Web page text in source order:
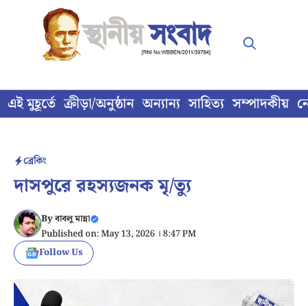
content
এই মুহূর্তে ক্রীড়া/অনুষ্ঠান অন্যান্য সাহিত্য সম্পাদকীয়
ব্রেকিং
দাসপুরে রহস্যজনক মৃ/ত্যু
Byবাবলু মান্না
Published on: May 13, 2026 । 8:47 PM
Follow Us